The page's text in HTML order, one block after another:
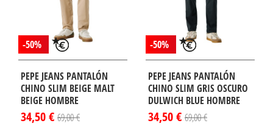
-50%
PEPE JEANS PANTALÓN
CHINO SLIM BEIGE MALT
BEIGE HOMBRE
34,50 € 69,00 €
-50%
PEPE JEANS PANTALÓN
CHINO SLIM GRIS OSCURO
DULWICH BLUE HOMBRE
34,50 € 69,00 €